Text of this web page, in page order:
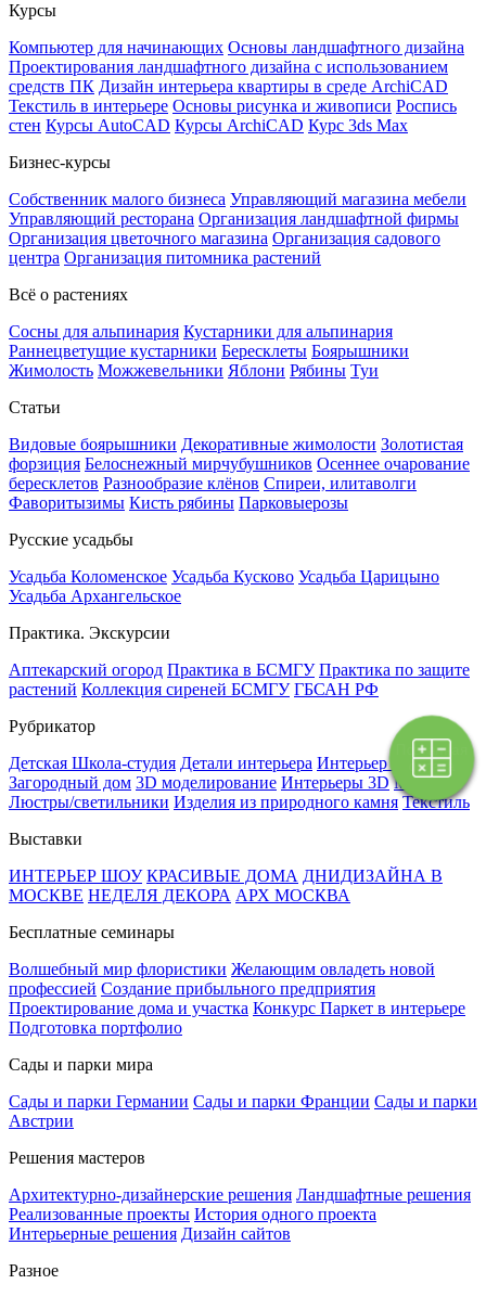
Поэтапная
оплата
Курсы
Компьютер для начинающих Основы ландшафтного дизайна
Проектирования ландшафтного дизайна с использованием
средств ПК Дизайн интерьера квартиры в среде ArchiCAD
Текстиль в интерьере Основы рисунка и живописи Роспись
стен Курсы AutoCAD Курсы ArchiCAD Курс 3ds Max
Бизнес-курсы
Собственник малого бизнеса Управляющий магазина мебели
Управляющий ресторана Организация ландшафтной фирмы
Организация цветочного магазина Организация садового
центра Организация питомника растений
Всё о растениях
Сосны для альпинария Кустарники для альпинария
Раннецветущие кустарники Бересклеты Боярышники
Жимолость Можжевельники Яблони Рябины Туи
Статьи
Видовые боярышники Декоративные жимолости Золотистая
форзиция Белоснежный мирчубушников Осеннее очарование
бересклетов Разнообразие клёнов Спиреи, илитаволги
Фаворитызимы Кисть рябины Парковыерозы
Русские усадьбы
Усадьба Коломенское Усадьба Кусково Усадьба Царицыно
Усадьба Архангельское
Практика. Экскурсии
Аптекарский огород Практика в БСМГУ Практика по защите
растений Коллекция сиреней БСМГУ ГБСАН РФ
Рубрикатор
Детская Школа-студия Детали интерьера Интерьер квартиры
Загородный дом 3D моделирование Интерьеры 3D Мебель
Люстры/светильники Изделия из природного камня Текстиль
Выставки
ИНТЕРЬЕР ШОУ КРАСИВЫЕ ДОМА ДНИДИЗАЙНА В
МОСКВЕ НЕДЕЛЯ ДЕКОРА АРХ МОСКВА
Бесплатные семинары
Волшебный мир флористики Желающим овладеть новой
профессией Создание прибыльного предприятия
Проектирование дома и участка Конкурс Паркет в интерьере
Подготовка портфолио
Сады и парки мира
Сады и парки Германии Сады и парки Франции Сады и парки
Австрии
Решения мастеров
Архитектурно-дизайнерские решения Ландшафтные решения
Реализованные проекты История одного проекта
Интерьерные решения Дизайн сайтов
Разное